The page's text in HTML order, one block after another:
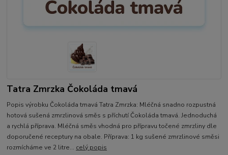
Tatra Zmrzka Čokoláda tmavá
Popis výrobku Čokoláda tmavá Tatra Zmrzka: Mléčná snadno rozpustná
hotová sušená zmrzlinová směs s příchutí Čokoláda tmavá. Jednoduchá
a rychlá příprava. Mléčná směs vhodná pro přípravu točené zmrzliny dle
doporučené receptury na obale. Příprava: 1 kg sušené zmrzlinové směsi
rozmícháme ve 2 litre... celý popis